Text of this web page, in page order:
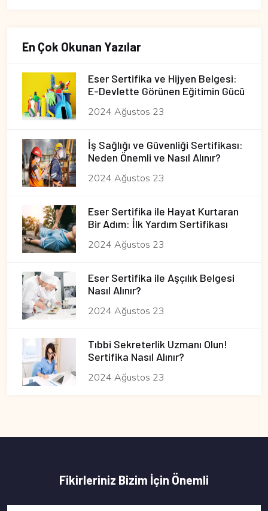
En Çok Okunan Yazılar
Eser Sertifika ve Hijyen Belgesi:
E-Devlette Görünen Eğitimin Gücü
2024 Ağustos 23
İş Sağlığı ve Güvenliği Sertifikası:
Neden Önemli ve Nasıl Alınır?
2024 Ağustos 23
Eser Sertifika ile Hayat Kurtaran
Bir Adım: İlk Yardım Sertifikası
2024 Ağustos 23
Eser Sertifika ile Aşçılık Belgesi
Nasıl Alınır?
2024 Ağustos 23
Tıbbi Sekreterlik Uzmanı Olun!
Sertifika Nasıl Alınır?
2024 Ağustos 23
Fikirleriniz Bizim İçin Önemli